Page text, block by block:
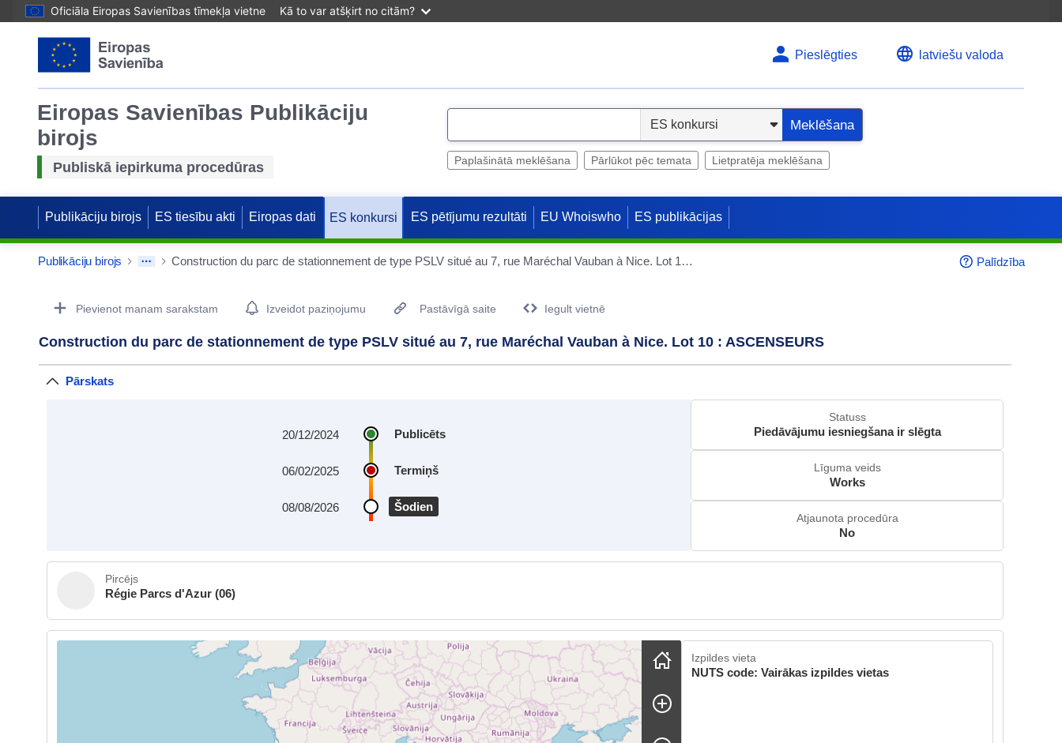
Oficiāla Eiropas Savienības tīmekļa vietne Kā to var atšķirt no citām?
Pieslēgties latviešu valoda
Eiropas Savienības Publikāciju
birojs
Publiskā iepirkuma procedūras
e
c
t
Meklēšana
Paplašinātā meklēšana Pārlūkot pēc temata Lietpratēja meklēšana
Publikāciju birojs ES tiesību akti Eiropas dati ES konkursi ES pētījumu rezultāti EU Whoiswho ES publikācijas
Publikāciju birojs Construction du parc de stationnement de type PSLV situé au 7, rue Maréchal Vauban à Nice. Lot 10 : ASCENSEURS Palīdzība
Procurement Detail Actions Portlet
Pievienot manam sarakstam Izveidot paziņojumu Pastāvīgā saite Iegult vietnē
Construction du parc de stationnement de type PSLV situé au 7, rue Maréchal Vauban à Nice. Lot 10 : ASCENSEURS
Pārskats
Publicēts
20/12/2024
Termiņš
06/02/2025
Šodien
08/08/2026
Statuss
Piedāvājumu iesniegšana ir slēgta
Līguma veids
Works
Atjaunota procedūra
No
Pircējs
Régie Parcs d'Azur (06)
Skip map Izpildes vieta
NUTS code: Vairākas izpildes vietas